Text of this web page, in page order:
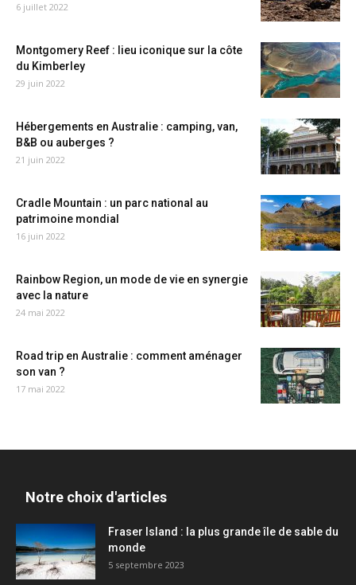
6 juillet 2022
Montgomery Reef : lieu iconique sur la côte
du Kimberley
29 juin 2022
Hébergements en Australie : camping, van,
B&B ou auberges ?
21 juin 2022
Cradle Mountain : un parc national au
patrimoine mondial
16 juin 2022
Rainbow Region, un mode de vie en synergie
avec la nature
24 mai 2022
Road trip en Australie : comment aménager
son van ?
17 mai 2022
Notre choix d'articles
Fraser Island : la plus grande île de sable du
monde
5 septembre 2023